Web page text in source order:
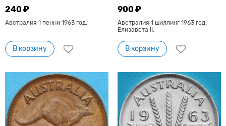
240 ₽
Австралия 1 пенни 1963 год.
В корзину
900 ₽
Австралия 1 шиллинг 1963 год.
Елизавета II.
В корзину